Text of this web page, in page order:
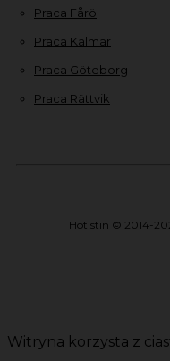
Praca Fårö
Praca Kalmar
Praca Göteborg
Praca Rättvik
Hotistin © 2014-
Witryna korzysta z